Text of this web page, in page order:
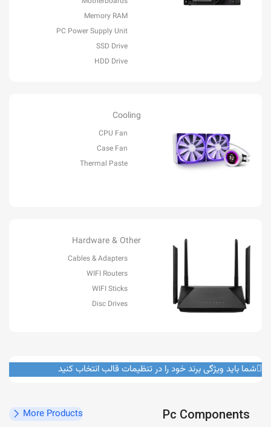
Memory RAM
PC Power Supply Unit
SSD Drive
HDD Drive
Cooling
CPU Fan
Case Fan
Thermal Paste
Hardware & Other
Cables & Adapters
WIFI Routers
WIFI Sticks
Disc Drives
شما باید ویژگی برند خود را در تنظیمات قالب انتخاب کنید
Pc Components
More Products